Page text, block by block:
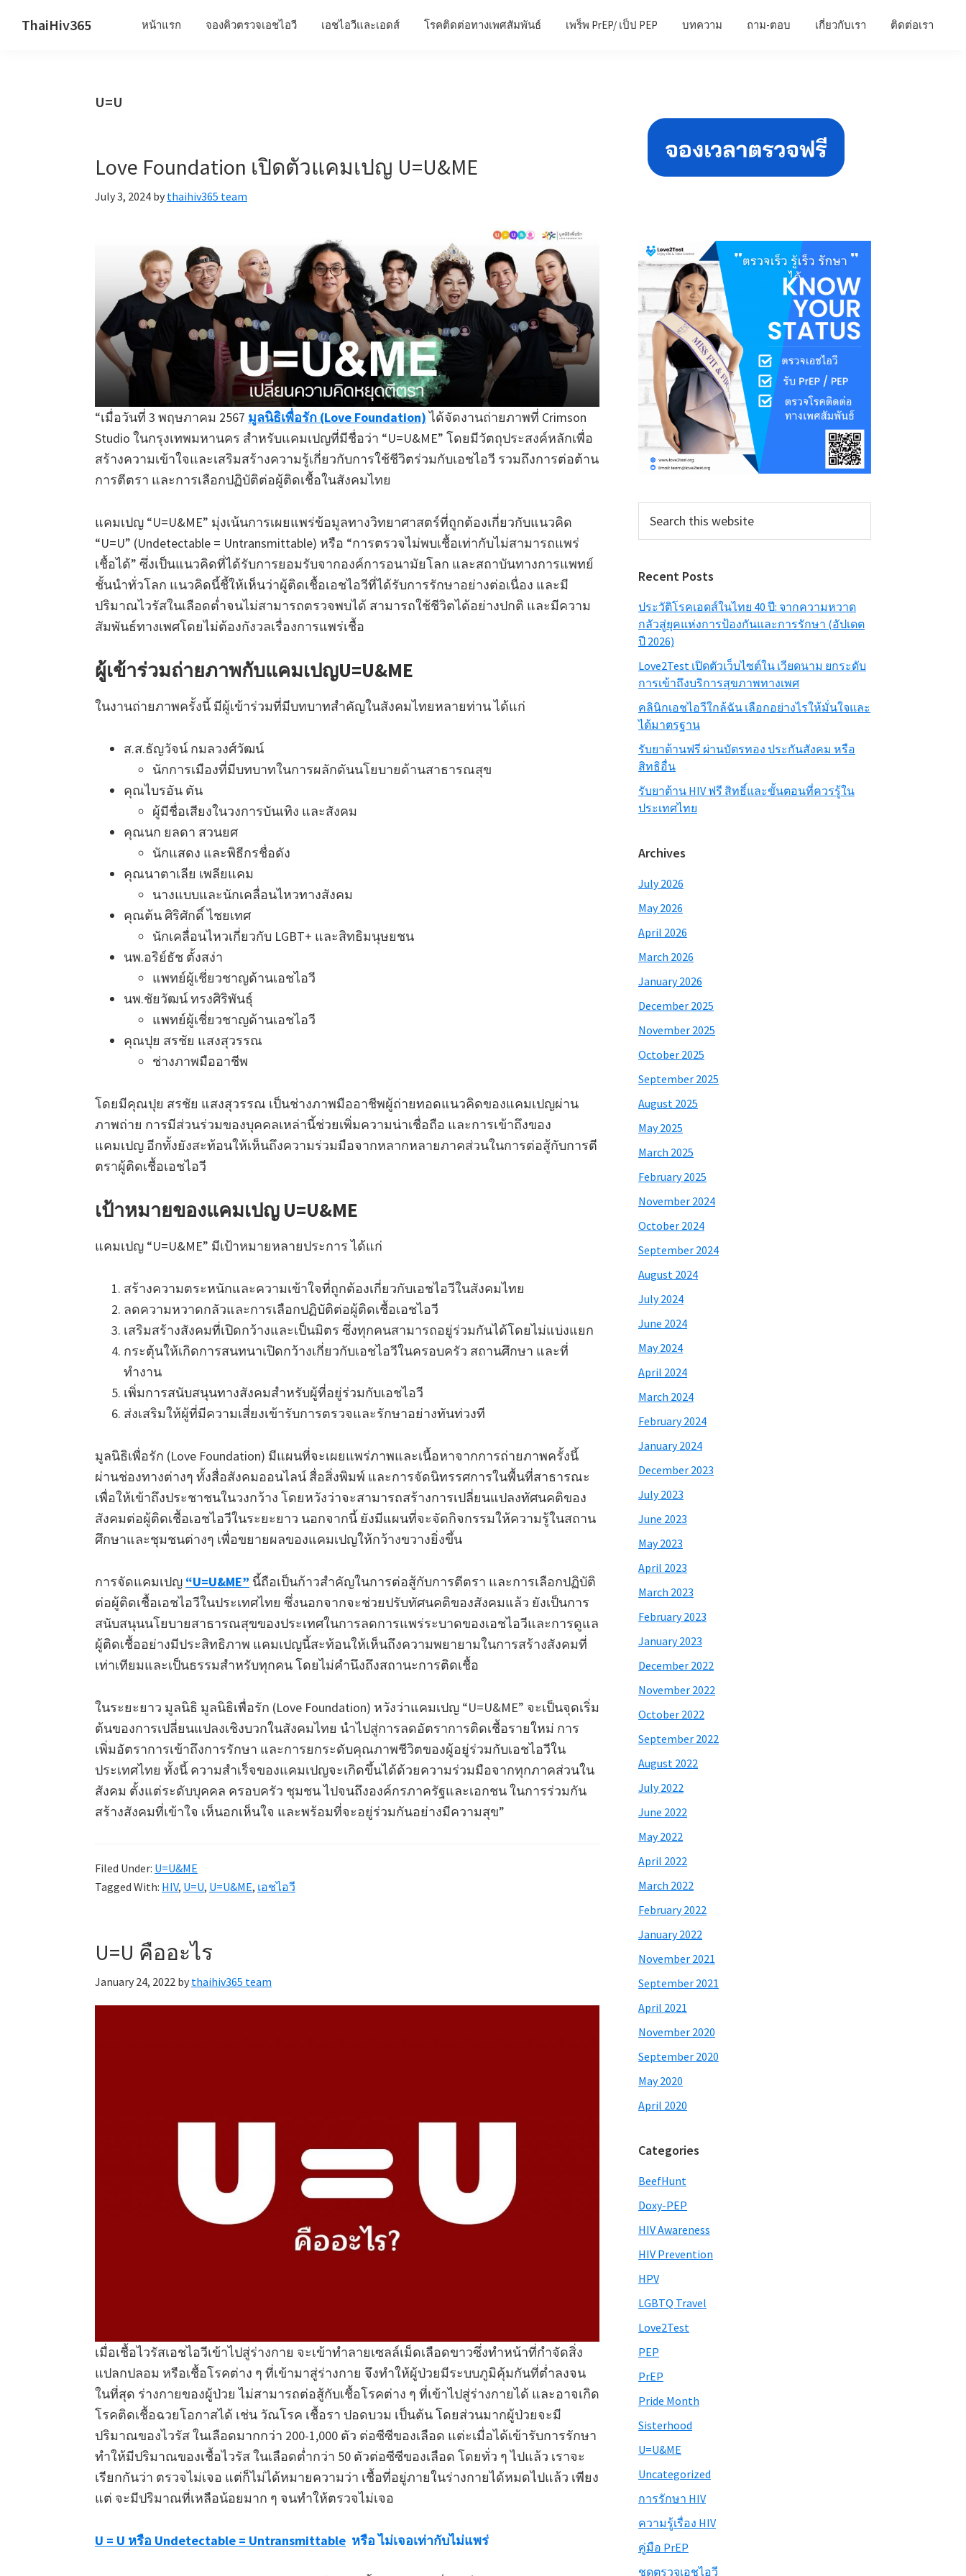
ThaiHiv365 หน้าแรก จองคิวตรวจเอชไอวี เอชไอวีและเอดส์ โรคติดต่อทางเพศสัมพันธ์ เพร็พ PrEP/ เป็ป PEP บทความ ถาม-ตอบ เกี่ยวกับเรา ติดต่อเรา
U=U
Love Foundation เปิดตัวแคมเปญ U=U&ME
July 3, 2024 by thaihiv365 team
“เมื่อวันที่ 3 พฤษภาคม 2567 มูลนิธิเพื่อรัก (Love Foundation)ได้จัดงานถ่ายภาพที่ Crimson
Studio ในกรุงเทพมหานคร สำหรับแคมเปญที่มีชื่อว่า “U=U&ME” โดยมีวัตถุประสงค์หลักเพื่อ
สร้างความเข้าใจและเสริมสร้างความรู้เกี่ยวกับการใช้ชีวิตร่วมกับเอชไอวี รวมถึงการต่อต้าน
การตีตรา และการเลือกปฏิบัติต่อผู้ติดเชื้อในสังคมไทย
แคมเปญ “U=U&ME” มุ่งเน้นการเผยแพร่ข้อมูลทางวิทยาศาสตร์ที่ถูกต้องเกี่ยวกับแนวคิด
“U=U” (Undetectable = Untransmittable) หรือ “การตรวจไม่พบเชื้อเท่ากับไม่สามารถแพร่
เชื้อได้” ซึ่งเป็นแนวคิดที่ได้รับการยอมรับจากองค์การอนามัยโลก และสถาบันทางการแพทย์
ชั้นนำทั่วโลก แนวคิดนี้ชี้ให้เห็นว่าผู้ติดเชื้อเอชไอวีที่ได้รับการรักษาอย่างต่อเนื่อง และมี
ปริมาณไวรัสในเลือดต่ำจนไม่สามารถตรวจพบได้ สามารถใช้ชีวิตได้อย่างปกติ และมีความ
สัมพันธ์ทางเพศโดยไม่ต้องกังวลเรื่องการแพร่เชื้อ
ผู้เข้าร่วมถ่ายภาพกับแคมเปญU=U&ME
ในงานถ่ายภาพครั้งนี้ มีผู้เข้าร่วมที่มีบทบาทสำคัญในสังคมไทยหลายท่าน ได้แก่
ส.ส.ธัญวัจน์ กมลวงศ์วัฒน์
นักการเมืองที่มีบทบาทในการผลักดันนโยบายด้านสาธารณสุข
คุณไบรอัน ตัน
ผู้มีชื่อเสียงในวงการบันเทิง และสังคม
คุณนก ยลดา สวนยศ
นักแสดง และพิธีกรชื่อดัง
คุณนาตาเลีย เพลียแคม
นางแบบและนักเคลื่อนไหวทางสังคม
คุณต้น ศิริศักดิ์ ไชยเทศ
นักเคลื่อนไหวเกี่ยวกับ LGBT+ และสิทธิมนุษยชน
นพ.อริย์ธัช ตั้งสง่า
แพทย์ผู้เชี่ยวชาญด้านเอชไอวี
นพ.ชัยวัฒน์ ทรงศิริพันธุ์
แพทย์ผู้เชี่ยวชาญด้านเอชไอวี
คุณปุย สรชัย แสงสุวรรณ
ช่างภาพมืออาชีพ
โดยมีคุณปุย สรชัย แสงสุวรรณ เป็นช่างภาพมืออาชีพผู้ถ่ายทอดแนวคิดของแคมเปญผ่าน
ภาพถ่าย การมีส่วนร่วมของบุคคลเหล่านี้ช่วยเพิ่มความน่าเชื่อถือ และการเข้าถึงของ
แคมเปญ อีกทั้งยังสะท้อนให้เห็นถึงความร่วมมือจากหลากหลายภาคส่วนในการต่อสู้กับการตี
ตราผู้ติดเชื้อเอชไอวี
เป้าหมายของแคมเปญ U=U&ME
แคมเปญ “U=U&ME” มีเป้าหมายหลายประการ ได้แก่
สร้างความตระหนักและความเข้าใจที่ถูกต้องเกี่ยวกับเอชไอวีในสังคมไทย
ลดความหวาดกลัวและการเลือกปฏิบัติต่อผู้ติดเชื้อเอชไอวี
เสริมสร้างสังคมที่เปิดกว้างและเป็นมิตร ซึ่งทุกคนสามารถอยู่ร่วมกันได้โดยไม่แบ่งแยก
กระตุ้นให้เกิดการสนทนาเปิดกว้างเกี่ยวกับเอชไอวีในครอบครัว สถานศึกษา และที่
ทำงาน
เพิ่มการสนับสนุนทางสังคมสำหรับผู้ที่อยู่ร่วมกับเอชไอวี
ส่งเสริมให้ผู้ที่มีความเสี่ยงเข้ารับการตรวจและรักษาอย่างทันท่วงที
มูลนิธิเพื่อรัก (Love Foundation) มีแผนที่จะเผยแพร่ภาพและเนื้อหาจากการถ่ายภาพครั้งนี้
ผ่านช่องทางต่างๆ ทั้งสื่อสังคมออนไลน์ สื่อสิ่งพิมพ์ และการจัดนิทรรศการในพื้นที่สาธารณะ
เพื่อให้เข้าถึงประชาชนในวงกว้าง โดยหวังว่าจะสามารถสร้างการเปลี่ยนแปลงทัศนคติของ
สังคมต่อผู้ติดเชื้อเอชไอวีในระยะยาว นอกจากนี้ ยังมีแผนที่จะจัดกิจกรรมให้ความรู้ในสถาน
ศึกษาและชุมชนต่างๆ เพื่อขยายผลของแคมเปญให้กว้างขวางยิ่งขึ้น
การจัดแคมเปญ “U=U&ME” นี้ถือเป็นก้าวสำคัญในการต่อสู้กับการตีตรา และการเลือกปฏิบัติ
ต่อผู้ติดเชื้อเอชไอวีในประเทศไทย ซึ่งนอกจากจะช่วยปรับทัศนคติของสังคมแล้ว ยังเป็นการ
สนับสนุนนโยบายสาธารณสุขของประเทศในการลดการแพร่ระบาดของเอชไอวีและการดูแล
ผู้ติดเชื้ออย่างมีประสิทธิภาพ แคมเปญนี้สะท้อนให้เห็นถึงความพยายามในการสร้างสังคมที่
เท่าเทียมและเป็นธรรมสำหรับทุกคน โดยไม่คำนึงถึงสถานะการติดเชื้อ
ในระยะยาว มูลนิธิ มูลนิธิเพื่อรัก (Love Foundation) หวังว่าแคมเปญ “U=U&ME” จะเป็นจุดเริ่ม
ต้นของการเปลี่ยนแปลงเชิงบวกในสังคมไทย นำไปสู่การลดอัตราการติดเชื้อรายใหม่ การ
เพิ่มอัตราการเข้าถึงการรักษา และการยกระดับคุณภาพชีวิตของผู้อยู่ร่วมกับเอชไอวีใน
ประเทศไทย ทั้งนี้ ความสำเร็จของแคมเปญจะเกิดขึ้นได้ด้วยความร่วมมือจากทุกภาคส่วนใน
สังคม ตั้งแต่ระดับบุคคล ครอบครัว ชุมชน ไปจนถึงองค์กรภาครัฐและเอกชน ในการร่วมกัน
สร้างสังคมที่เข้าใจ เห็นอกเห็นใจ และพร้อมที่จะอยู่ร่วมกันอย่างมีความสุข”
Filed Under: U=U&ME
Tagged With: HIV, U=U, U=U&ME, เอชไอวี
U=U คืออะไร
January 24, 2022 by thaihiv365 team
เมื่อเชื้อไวรัสเอชไอวีเข้าไปสู่ร่างกาย จะเข้าทำลายเซลล์เม็ดเลือดขาวซึ่งทำหน้าที่กำจัดสิ่ง
แปลกปลอม หรือเชื้อโรคต่าง ๆ ที่เข้ามาสู่ร่างกาย จึงทำให้ผู้ป่วยมีระบบภูมิคุ้มกันที่ต่ำลงจน
ในที่สุด ร่างกายของผู้ป่วย ไม่สามารถต่อสู้กับเชื้อโรคต่าง ๆ ที่เข้าไปสู่ร่างกายได้ และอาจเกิด
โรคติดเชื้อฉวยโอกาสได้ เช่น วัณโรค เชื้อรา ปอดบวม เป็นต้น โดยส่วนมากผู้ป่วยจะมี
ปริมาณของไวรัส ในเลือดมากกว่า 200-1,000 ตัว ต่อซีซีของเลือด แต่ะเมื่อได้เข้ารับการรักษา
ทำให้มีปริมาณของเชื้อไวรัส ในเลือดต่ำกว่า 50 ตัวต่อซีซีของเลือด โดยทั่ว ๆ ไปแล้ว เราจะ
เรียกกันว่า ตรวจไม่เจอ แต่ก็ไม่ได้หมายความว่า เชื้อที่อยู่ภายในร่างกายได้หมดไปแล้ว เพียง
แต่ จะมีปริมาณที่เหลือน้อยมาก ๆ จนทำให้ตรวจไม่เจอ
U = U หรือ Undetectable = Untransmittable หรือ ไม่เจอเท่ากับไม่แพร่
Sidebar
this
Recent Posts
ประวัติโรคเอดส์ในไทย 40 ปี: จากความหวาด
กลัวสู่ยุคแห่งการป้องกันและการรักษา (อัปเดต
ปี 2026)
Love2Test เปิดตัวเว็บไซต์ใน เวียดนาม ยกระดับ
การเข้าถึงบริการสุขภาพทางเพศ
คลินิกเอชไอวีใกล้ฉัน เลือกอย่างไรให้มั่นใจและ
ได้มาตรฐาน
รับยาต้านฟรี ผ่านบัตรทอง ประกันสังคม หรือ
สิทธิอื่น
รับยาต้าน HIV ฟรี สิทธิ์และขั้นตอนที่ควรรู้ใน
ประเทศไทย
Archives
July 2026
May 2026
April 2026
March 2026
January 2026
December 2025
November 2025
October 2025
September 2025
August 2025
May 2025
March 2025
February 2025
November 2024
October 2024
September 2024
August 2024
July 2024
June 2024
May 2024
April 2024
March 2024
February 2024
January 2024
December 2023
July 2023
June 2023
May 2023
April 2023
March 2023
February 2023
January 2023
December 2022
November 2022
October 2022
September 2022
August 2022
July 2022
June 2022
May 2022
April 2022
March 2022
February 2022
January 2022
November 2021
September 2021
April 2021
November 2020
September 2020
May 2020
April 2020
Categories
BeefHunt
Doxy-PEP
HIV Awareness
HIV Prevention
HPV
LGBTQ Travel
Love2Test
PEP
PrEP
Pride Month
Sisterhood
U=U&ME
Uncategorized
การรักษา HIV
ความรู้เรื่อง HIV
คู่มือ PrEP
ชุดตรวจเอชไอวี